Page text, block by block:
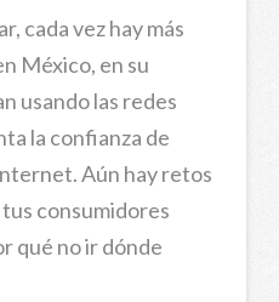
cada vez hay más
México, en su
usando las redes
la confianza de
Aún hay retos
consumidores
qué no ir dónde